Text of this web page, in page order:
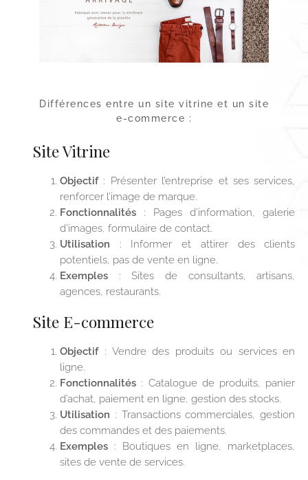
Différences entre un site vitrine et un site
e-commerce :
Site Vitrine
Objectif: Présenter l’entreprise et ses services,
renforcer l’image de marque.
Fonctionnalités : Pages d’information, galerie
d’images, formulaire de contact.
Utilisation : Informer et attirer des clients
potentiels, pas de vente en ligne.
Exemples : Sites de consultants, artisans,
agences, restaurants.
Site E-commerce
Objectif: Vendre des produits ou services en
ligne.
Fonctionnalités : Catalogue de produits, panier
d’achat, paiement en ligne, gestion des stocks.
Utilisation : Transactions commerciales, gestion
des commandes et des paiements.
Exemples : Boutiques en ligne, marketplaces,
sites de vente de services.